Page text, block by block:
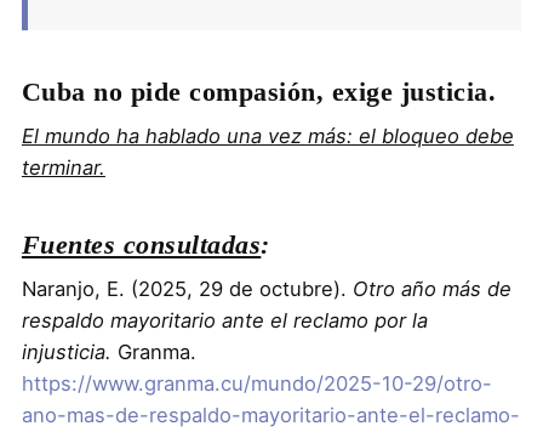
Cuba no pide compasión, exige justicia.
El mundo ha hablado una vez más: el bloqueo debe
terminar.
Fuentes consultadas:
Naranjo, E. (2025, 29 de octubre). Otro año más de
respaldo mayoritario ante el reclamo por la
injusticia. Granma.
https://www.granma.cu/mundo/2025-10-29/otro-
ano-mas-de-respaldo-mayoritario-ante-el-reclamo-